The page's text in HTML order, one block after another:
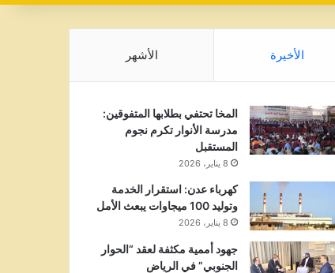
عن
الأخيرة الأشهر
المخا تحتفي بطلابها المتفوقين:
مدرسة الأنوار تكرم نجوم
المستقبل
8 يناير، 2026
كهرباء عدن: استقرار الخدمة
وتوليد 100 ميجاوات يبعث الأمل
8 يناير، 2026
جهود أممية مكثفة لعقد “الحوار
الجنوبي” في الرياض